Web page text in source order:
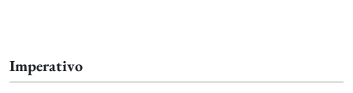
Imperativo